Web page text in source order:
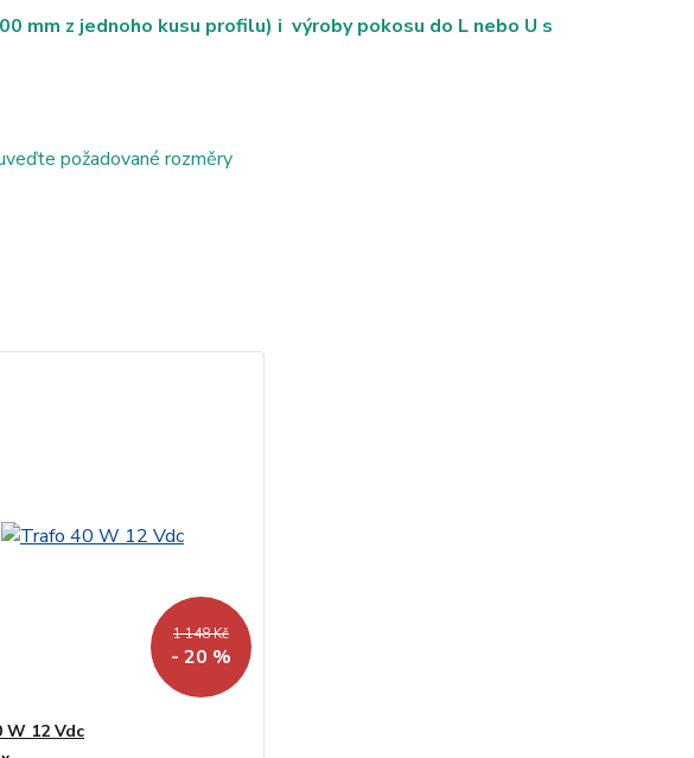
mm z jednoho kusu profilu) i výroby pokosu do L nebo U s
požadované rozměry
1 148 Kč
- 20 %
W 12 Vdc